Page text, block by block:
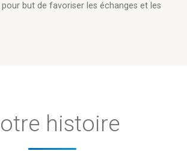
but de favoriser les échanges et les
histoire